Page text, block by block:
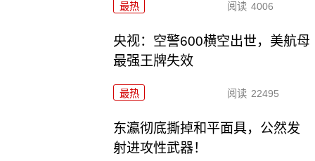
最热 阅读 4006
央视：空警600横空出世，美航母
最强王牌失效
最热 阅读 22495
东瀛彻底撕掉和平面具，公然发
射进攻性武器！